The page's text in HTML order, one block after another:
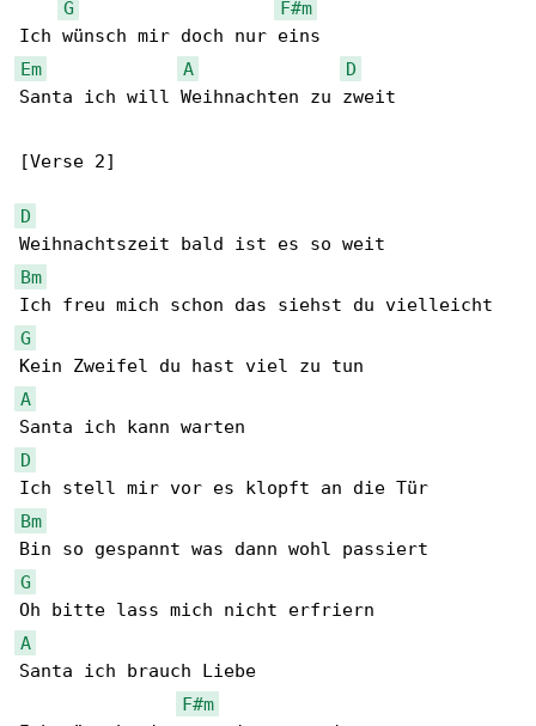
G
F#m
Em
A
D
Santa ich will Weihnachten zu zweit
[Verse 2]
D
Bm
G
A
D
Bm
G
A
Santa ich brauch Liebe
F#m